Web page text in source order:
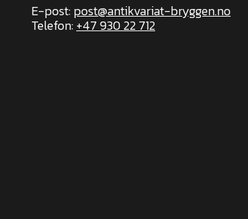
E-post:post@antikvariat-bryggen.no
Telefon:+47 930 22 712